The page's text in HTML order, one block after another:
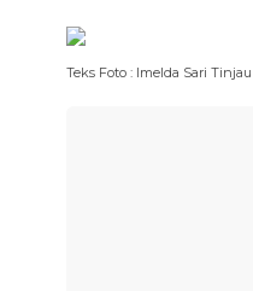
Teks Foto : Imelda Sari